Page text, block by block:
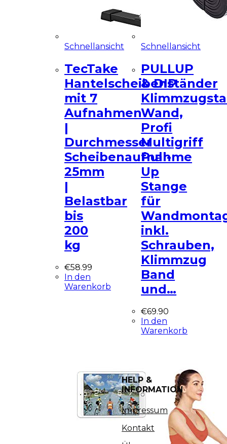
Schnellansicht
TecTake
Hantelscheibenständer
mit 7
Aufnahmen
|
Durchmesser
Scheibenaufnahme
25mm
|
Belastbar
bis
200
kg
€58.99
In den
Warenkorb
Schnellansicht
PULLUP
& DIP
Wand,
Profi
Multigriff
Pull-
Up
Stange
für
inkl.
Schrauben,
Klimmzug
Band
und…
€69.90
In den
Warenkorb
HELP &
INFORMATION
Impressum
Kontakt